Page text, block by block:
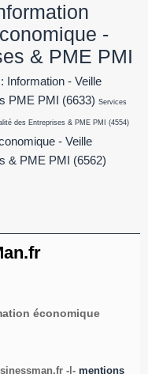
-
& PME PMI
Information - Veille
PME PMI
(6633) Services
des Entreprises & PME PMI (4554)
- Veille
& PME PMI
(6562)
économique
-|- mentions